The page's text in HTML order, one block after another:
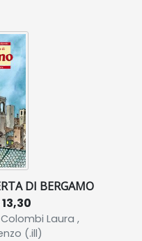
DI BERGAMO
Laura ,
(.ill)